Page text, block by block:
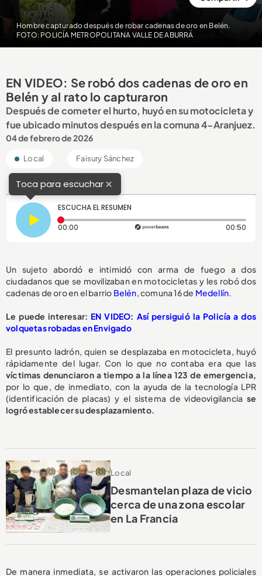
Hombre capturado después de robar cadenas de oro en Belén.
FOTO: POLICÍA METROPOLITANA VALLE DE ABURRÁ
EN VIDEO: Se robó dos cadenas de oro en
Belén y al rato lo capturaron
Después de cometer el hurto, huyó en su motocicleta y
fue ubicado minutos después en la comuna 4-Aranjuez.
04 de febrero de 2026
Local Faisury Sánchez
Toca para escuchar×
ESCUCHA EL RESUMEN
00:00 Tiempo transcurrido: 0 segundos 00:50
Un sujeto abordó e intimidó con arma de fuego a dos
ciudadanos que se movilizaban en motocicletas y les robó dos
cadenas de oro en el barrio Belén, comuna 16 de Medellín.
Le puede interesar: EN VIDEO: Así persiguió la Policía a dos
volquetas robadas en Envigado
El presunto ladrón, quien se desplazaba en motocicleta, huyó
rápidamente del lugar. Con lo que no contaba era que las
víctimas denunciaron a tiempo a la línea 123 de emergencia,
por lo que, de inmediato, con la ayuda de la tecnología LPR
(identificación de placas) y el sistema de videovigilancia se
logró establecer su desplazamiento.
Local
Desmantelan plaza de vicio
cerca de una zona escolar
en La Francia
De manera inmediata, se activaron las operaciones policiales